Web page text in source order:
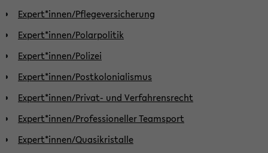
Expert*innen/Pflegeversicherung
Expert*innen/Polarpolitik
Expert*innen/Polizei
Expert*innen/Postkolonialismus
Expert*innen/Privat- und Verfahrensrecht
Expert*innen/Professioneller Teamsport
Expert*innen/Quasikristalle